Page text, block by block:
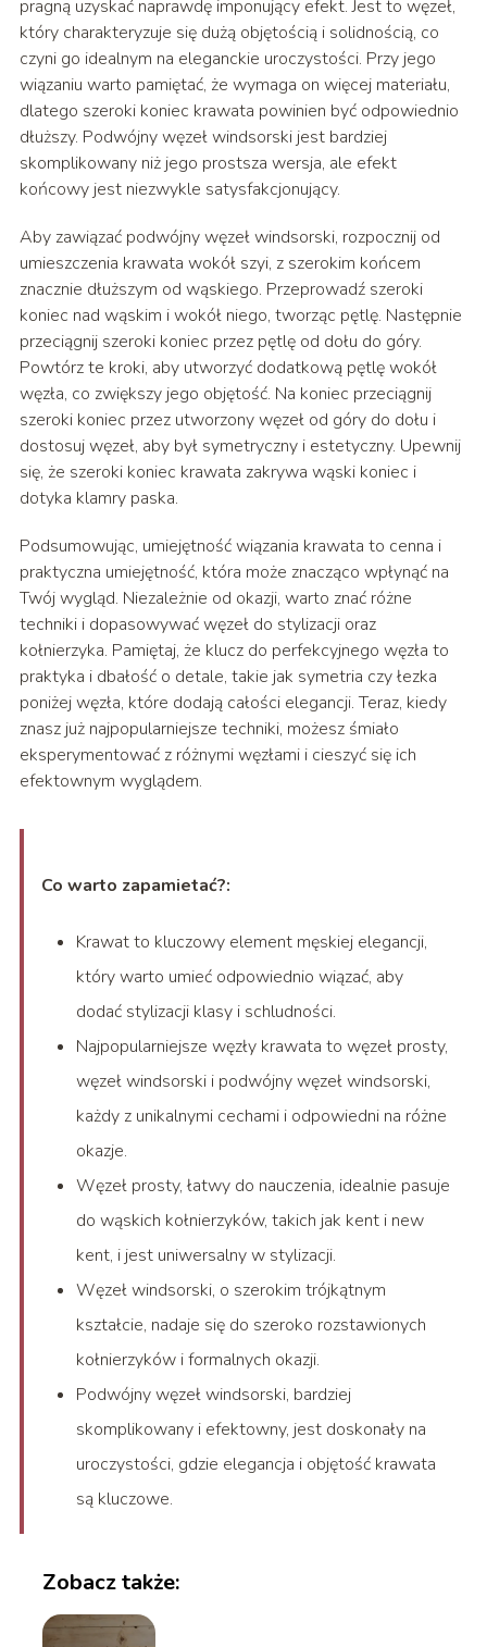
pragną uzyskać naprawdę imponujący efekt. Jest to węzeł,
który charakteryzuje się dużą objętością i solidnością, co
czyni go idealnym na eleganckie uroczystości. Przy jego
wiązaniu warto pamiętać, że wymaga on więcej materiału,
dlatego szeroki koniec krawata powinien być odpowiednio
dłuższy. Podwójny węzeł windsorski jest bardziej
skomplikowany niż jego prostsza wersja, ale efekt
końcowy jest niezwykle satysfakcjonujący.
Aby zawiązać podwójny węzeł windsorski, rozpocznij od
umieszczenia krawata wokół szyi, z szerokim końcem
znacznie dłuższym od wąskiego. Przeprowadź szeroki
koniec nad wąskim i wokół niego, tworząc pętlę. Następnie
przeciągnij szeroki koniec przez pętlę od dołu do góry.
Powtórz te kroki, aby utworzyć dodatkową pętlę wokół
węzła, co zwiększy jego objętość. Na koniec przeciągnij
szeroki koniec przez utworzony węzeł od góry do dołu i
dostosuj węzeł, aby był symetryczny i estetyczny. Upewnij
się, że szeroki koniec krawata zakrywa wąski koniec i
dotyka klamry paska.
Podsumowując, umiejętność wiązania krawata to cenna i
praktyczna umiejętność, która może znacząco wpłynąć na
Twój wygląd. Niezależnie od okazji, warto znać różne
techniki i dopasowywać węzeł do stylizacji oraz
kołnierzyka. Pamiętaj, że klucz do perfekcyjnego węzła to
praktyka i dbałość o detale, takie jak symetria czy łezka
poniżej węzła, które dodają całości elegancji. Teraz, kiedy
znasz już najpopularniejsze techniki, możesz śmiało
eksperymentować z różnymi węzłami i cieszyć się ich
efektownym wyglądem.
Co warto zapamietać?:
Krawat to kluczowy element męskiej elegancji,
który warto umieć odpowiednio wiązać, aby
dodać stylizacji klasy i schludności.
Najpopularniejsze węzły krawata to węzeł prosty,
węzeł windsorski i podwójny węzeł windsorski,
każdy z unikalnymi cechami i odpowiedni na różne
okazje.
Węzeł prosty, łatwy do nauczenia, idealnie pasuje
do wąskich kołnierzyków, takich jak kent i new
kent, i jest uniwersalny w stylizacji.
Węzeł windsorski, o szerokim trójkątnym
kształcie, nadaje się do szeroko rozstawionych
kołnierzyków i formalnych okazji.
Podwójny węzeł windsorski, bardziej
skomplikowany i efektowny, jest doskonały na
uroczystości, gdzie elegancja i objętość krawata
są kluczowe.
Zobacz także: